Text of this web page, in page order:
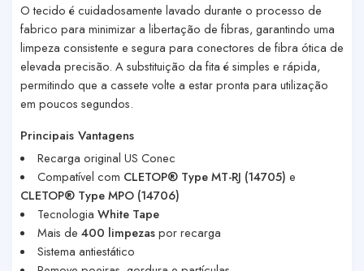
O tecido é cuidadosamente lavado durante o processo de
fabrico para minimizar a libertação de fibras, garantindo uma
limpeza consistente e segura para conectores de fibra ótica de
elevada precisão. A substituição da fita é simples e rápida,
permitindo que a cassete volte a estar pronta para utilização
em poucos segundos.
Principais Vantagens
Recarga original US Conec
Compatível com CLETOP® Type MT-RJ (14705) e
CLETOP® Type MPO (14706)
Tecnologia White Tape
Mais de 400 limpezaspor recarga
Sistema antiestático